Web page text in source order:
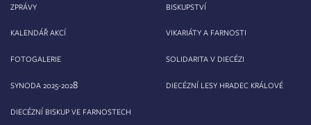
ZPRÁVY
KALENDÁŘ AKCÍ
FOTOGALERIE
SYNODA 2025-2028
DIECÉZNÍ BISKUP VE FARNOSTECH
BISKUPSTVÍ
VIKARIÁTY A FARNOSTI
SOLIDARITA V DIECÉZI
DIECÉZNÍ LESY HRADEC KRÁLOVÉ